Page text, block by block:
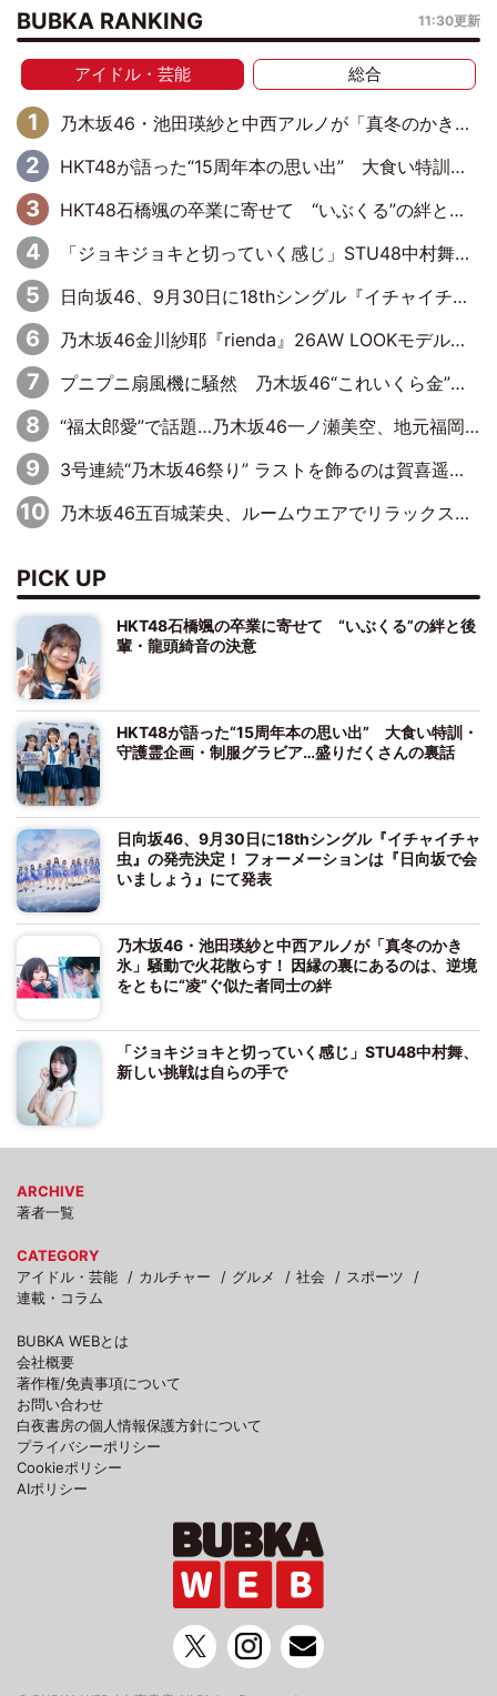
BUBKA RANKING 11:30更新
アイドル・芸能 総合
乃木坂46・池田瑛紗と中西アルノが「真冬のかき氷」騒動で火花散らす！ 因縁の裏にあるのは、逆境をともに“凌”ぐ似た者同士の絆
HKT48が語った“15周年本の思い出” 大食い特訓・守護霊企画・制服グラビア…盛りだくさんの裏話
HKT48石橋颯の卒業に寄せて “いぶくる”の絆と後輩・龍頭綺音の決意
「ジョキジョキと切っていく感じ」STU48中村舞、新しい挑戦は自らの手で
日向坂46、9月30日に18thシングル『イチャイチャ虫』の発売決定！ フォーメーションは『日向坂で会いましょう』にて発表
乃木坂46金川紗耶『rienda』26AW LOOKモデルに就任
プニプニ扇風機に騒然 乃木坂46“これいくら金”延長中は今回もわちゃわちゃ全開
“福太郎愛”で話題…乃木坂46一ノ瀬美空、地元福岡『めんべい25周年トップサポーター』に就任
3号連続“乃木坂46祭り” ラストを飾るのは賀喜遥香…5年ぶりの登場に「5年分大人になった私を見ていただけたら」
乃木坂46五百城茉央、ルームウエアでリラックス「今回のグラビアを見て成長を感じていただけるとうれしい」
PICK UP
HKT48石橋颯の卒業に寄せて “いぶくる”の絆と後
輩・龍頭綺音の決意
HKT48が語った“15周年本の思い出” 大食い特訓・
守護霊企画・制服グラビア…盛りだくさんの裏話
日向坂46、9月30日に18thシングル『イチャイチャ
虫』の発売決定！ フォーメーションは『日向坂で会
いましょう』にて発表
乃木坂46・池田瑛紗と中西アルノが「真冬のかき
氷」騒動で火花散らす！ 因縁の裏にあるのは、逆境
をともに“凌”ぐ似た者同士の絆
「ジョキジョキと切っていく感じ」STU48中村舞、
新しい挑戦は自らの手で
ARCHIVE
著者一覧
CATEGORY
アイドル・芸能
カルチャー グルメ 社会
スポーツ
連載・コラム
BUBKA WEBとは
会社概要
著作権/免責事項について
お問い合わせ
白夜書房の個人情報保護方針について
プライバシーポリシー
Cookieポリシー
AIポリシー